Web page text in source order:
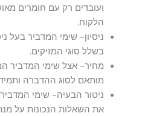
ועובדים רק עם חומרים
הלקוח.
ניסיון- שימי המדביר בעל
בשלל סוגי המזיקים.
מחיר- אצל שימי המדביר
מותאם לסוג ההדברה
ניטור הבעיה- שימי
את השאלות הנכונות על